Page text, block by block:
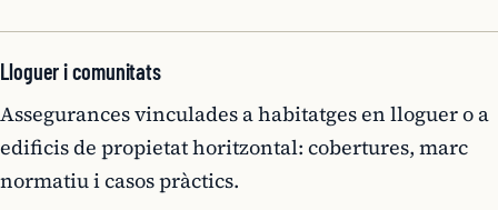
Lloguer i comunitats
Assegurances vinculades a habitatges en lloguer o a
edificis de propietat horitzontal: cobertures, marc
normatiu i casos pràctics.